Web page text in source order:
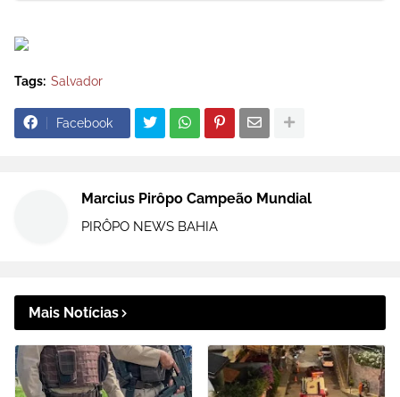
Tags: Salvador
Facebook
Marcius Pirôpo Campeão Mundial
PIRÔPO NEWS BAHIA
Mais Notícias